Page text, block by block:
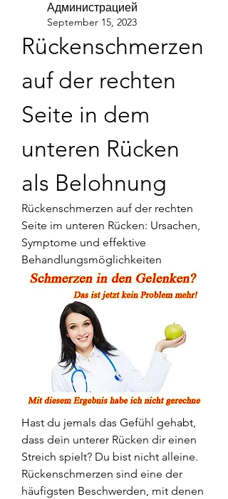
Администрацией
September 15, 2023
Rückenschmerzen
auf der rechten
Seite in dem
unteren Rücken
als Belohnung
Rückenschmerzen auf der rechten
Seite im unteren Rücken: Ursachen,
Symptome und effektive
Behandlungsmöglichkeiten
Hast du jemals das Gefühl gehabt,
dass dein unterer Rücken dir einen
Streich spielt? Du bist nicht alleine.
Rückenschmerzen sind eine der
häufigsten Beschwerden, mit denen